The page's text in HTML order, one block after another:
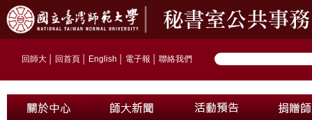
回師大 回首頁 English 電子報 聯絡我們